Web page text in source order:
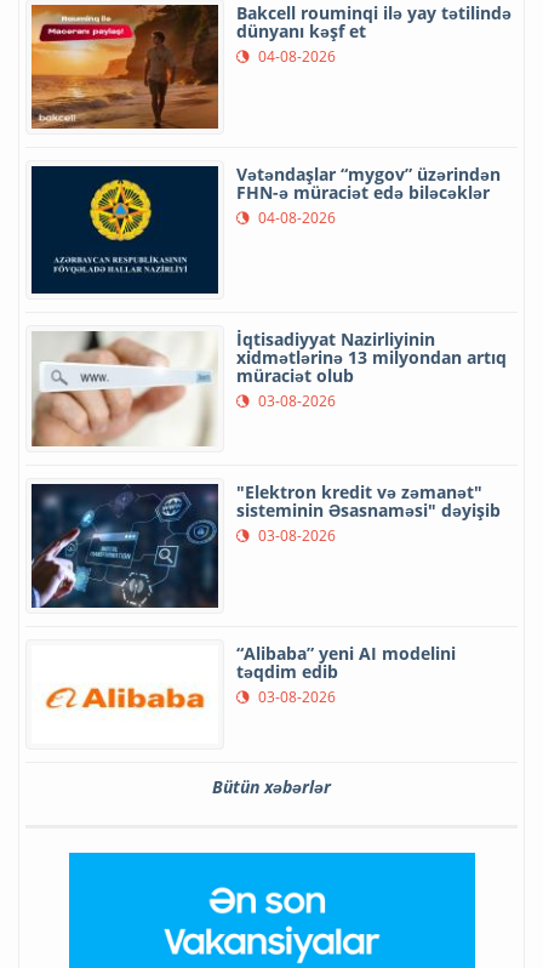
Bakcell rouminqi ilə yay tətilində
dünyanı kəşf et
04-08-2026
Vətəndaşlar “mygov” üzərindən
FHN-ə müraciət edə biləcəklər
04-08-2026
İqtisadiyyat Nazirliyinin
xidmətlərinə 13 milyondan artıq
müraciət olub
03-08-2026
"Elektron kredit və zəmanət"
sisteminin Əsasnaməsi" dəyişib
03-08-2026
“Alibaba” yeni AI modelini
təqdim edib
03-08-2026
Bütün xəbərlər